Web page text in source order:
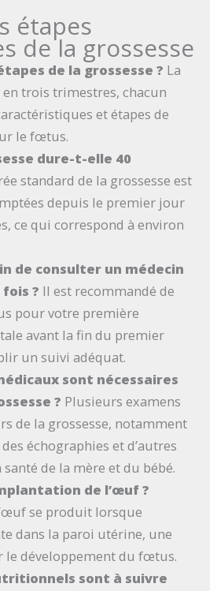
étapes
de la grossesse
de la grossesse ? La
en trois trimestres, chacun
et étapes de
le fœtus.
dure-t-elle 40
standard de la grossesse est
depuis le premier jour
ce qui correspond à environ
de consulter un médecin
? Il est recommandé de
pour votre première
avant la fin du premier
un suivi adéquat.
sont nécessaires
? Plusieurs examens
de la grossesse, notamment
échographies et d’autres
de la mère et du bébé.
de l’œuf ?
se produit lorsque
dans la paroi utérine, une
le développement du fœtus.
sont à suivre